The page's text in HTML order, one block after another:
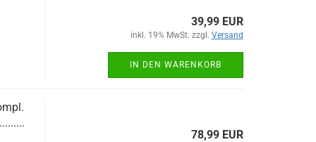
39,99 EUR
inkl. 19% MwSt. zzgl. Versand
IN DEN WARENKORB
78,99 EUR